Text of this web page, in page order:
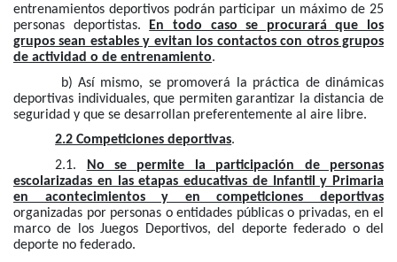
entrenamientos deportivos podrán participar un máximo de 25
personas deportistas.
En todo caso se procurará que los
grupos sean estables y evitan los contactos con otros grupos
de actividad o de entrenamiento.
b) Así mismo, se promoverá la práctica de dinámicas
deportivas individuales, que permiten garantizar la distancia de
seguridad y que se desarrollan preferentemente al aire libre.
2.2 Competiciones deportivas.
2.1.
No se permite la participación de personas
escolarizadas en las etapas educativas de Infantil y Primaria
en acontecimientos y en competiciones deportivas
organizadas por personas o entidades públicas o privadas, en el
marco de los Juegos Deportivos, del deporte federado o del
deporte no federado.